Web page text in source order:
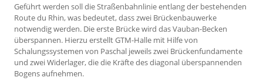
Geführt werden soll die Straßenbahnlinie entlang der bestehenden
Route du Rhin, was bedeutet, dass zwei Brückenbauwerke
notwendig werden. Die erste Brücke wird das Vauban-Becken
überspannen. Hierzu erstellt GTM-Halle mit Hilfe von
Schalungssystemen von Paschal jeweils zwei Brückenfundamente
und zwei Widerlager, die die Kräfte des diagonal überspannenden
Bogens aufnehmen.